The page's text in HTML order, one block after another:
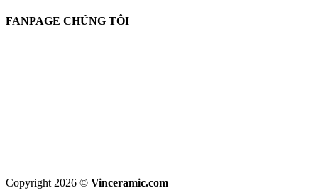
FANPAGE CHÚNG TÔI
Copyright 2026 © Vinceramic.com